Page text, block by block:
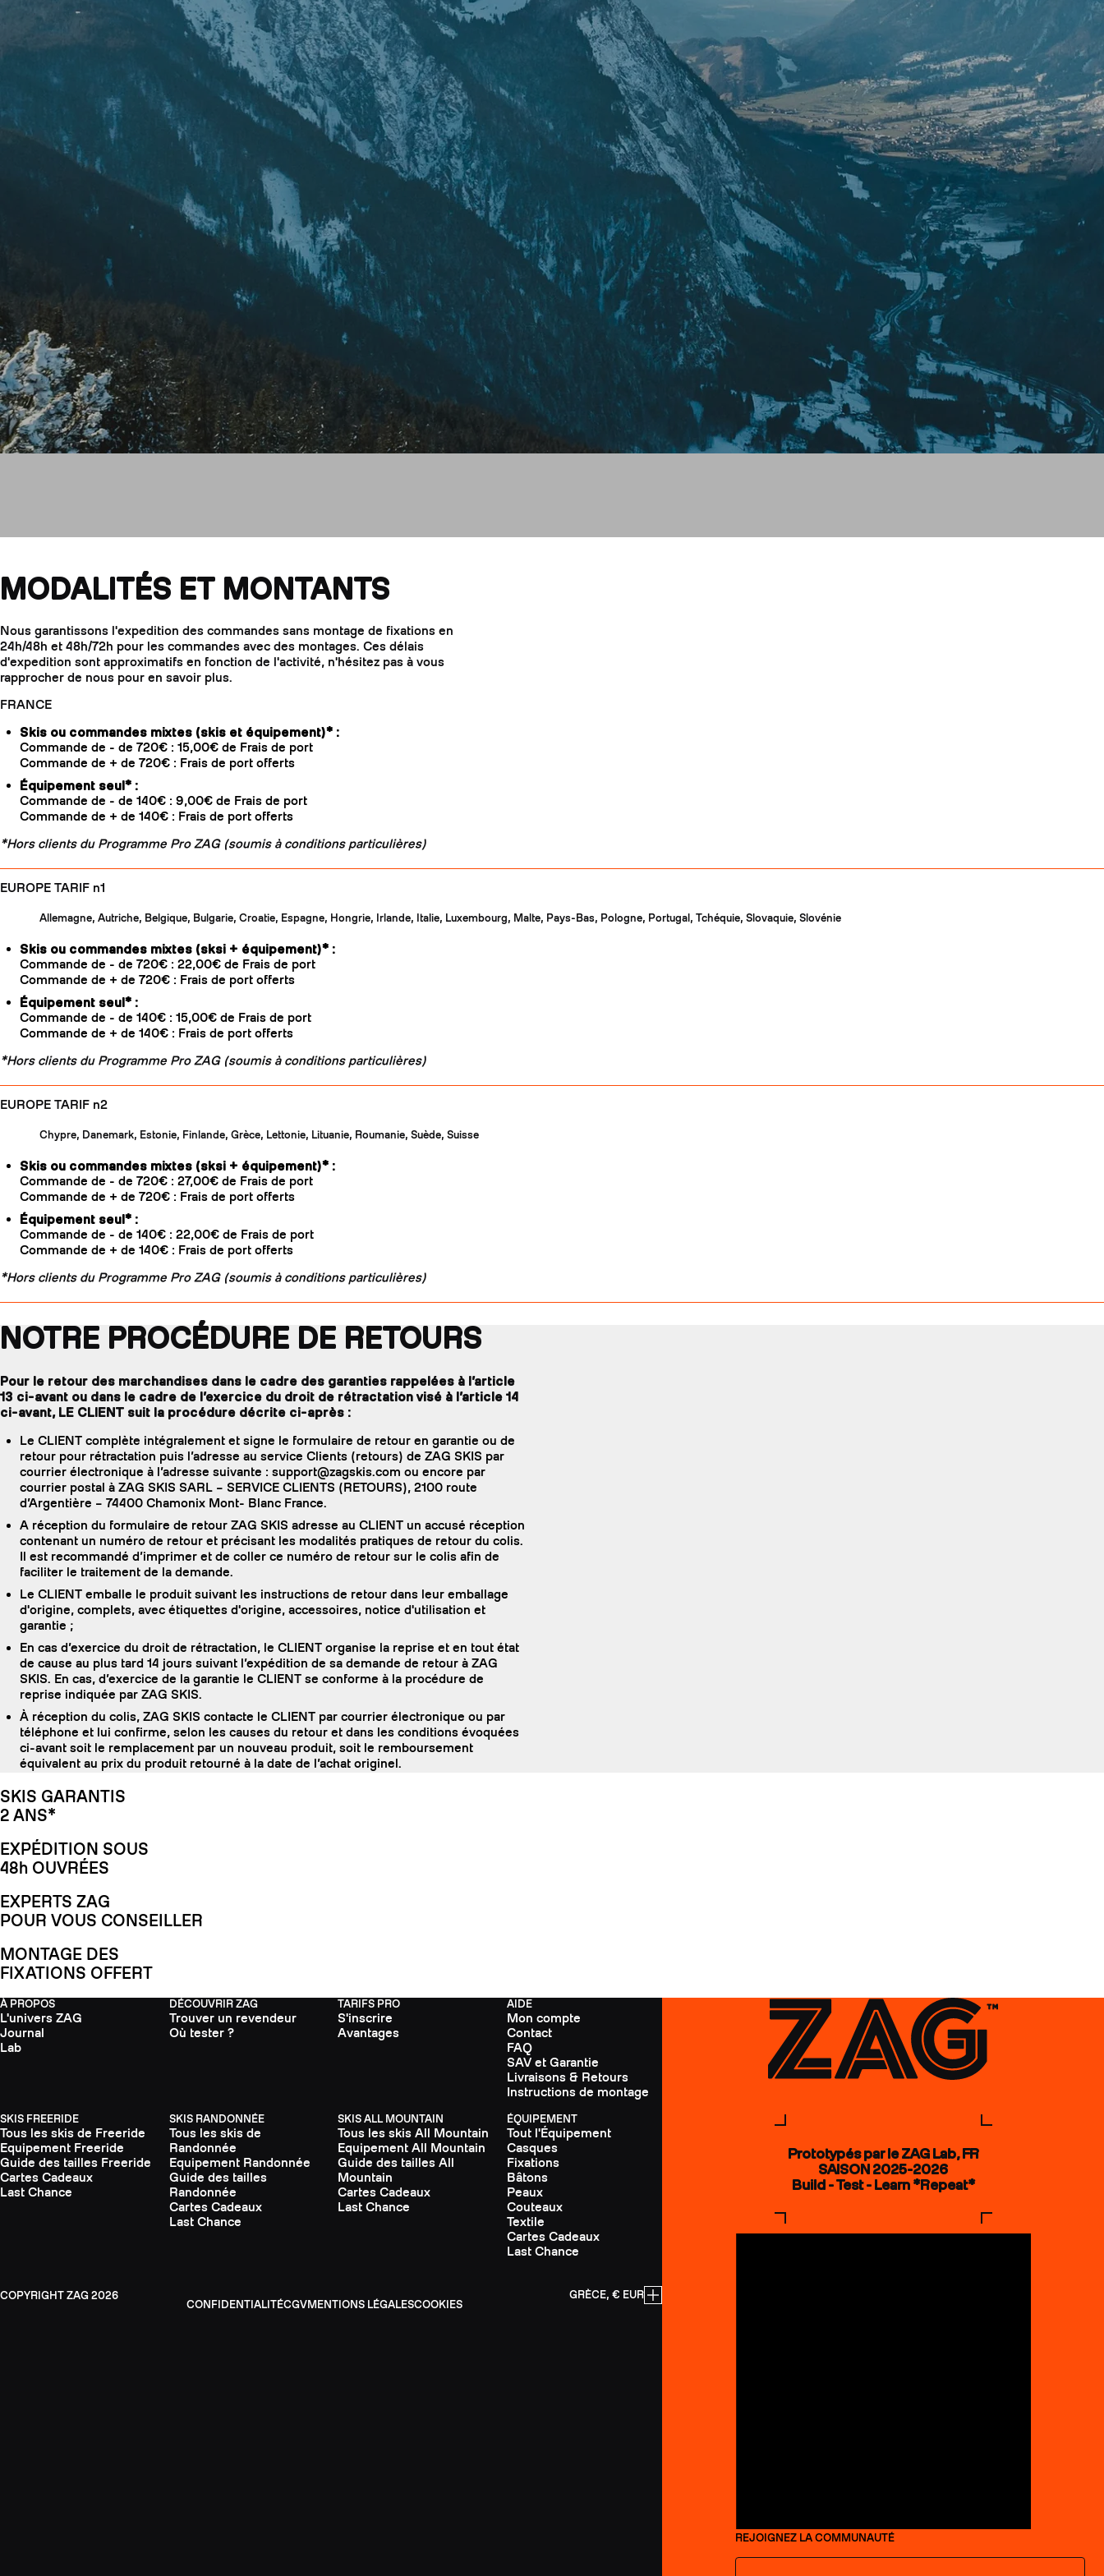
RECHERCHES POPULAIRES
Skis freeride Equipement
On dirait que vous n'avez encore rien ajouté.
MODALITÉS ET MONTANTS
Nous garantissons l'expedition des commandes sans montage de fixations en
24h/48h et 48h/72h pour les commandes avec des montages. Ces délais
d'expedition sont approximatifs en fonction de l'activité, n'hésitez pas à vous
rapprocher de nous pour en savoir plus.
FRANCE
Skis ou commandes mixtes (skis et équipement)* :
Commande de - de 720€ : 15,00€ de Frais de port
Commande de + de 720€ : Frais de port offerts
Équipement seul* :
Commande de - de 140€ : 9,00€ de Frais de port
Commande de + de 140€ : Frais de port offerts
*Hors clients du Programme Pro ZAG (soumis à conditions particulières)
EUROPE TARIF n1
Allemagne, Autriche, Belgique, Bulgarie, Croatie, Espagne, Hongrie, Irlande, Italie, Luxembourg, Malte, Pays-Bas, Pologne, Portugal, Tchéquie, Slovaquie, Slovénie
Skis ou commandes mixtes (sksi + équipement)* :
Commande de - de 720€ : 22,00€ de Frais de port
Commande de + de 720€ : Frais de port offerts
Équipement seul* :
Commande de - de 140€ : 15,00€ de Frais de port
Commande de + de 140€ : Frais de port offerts
*Hors clients du Programme Pro ZAG (soumis à conditions particulières)
EUROPE TARIF n2
Chypre, Danemark, Estonie, Finlande, Grèce, Lettonie, Lituanie, Roumanie, Suède, Suisse
Skis ou commandes mixtes (sksi + équipement)* :
Commande de - de 720€ : 27,00€ de Frais de port
Commande de + de 720€ : Frais de port offerts
Équipement seul* :
Commande de - de 140€ : 22,00€ de Frais de port
Commande de + de 140€ : Frais de port offerts
*Hors clients du Programme Pro ZAG (soumis à conditions particulières)
NOTRE PROCÉDURE DE RETOURS
Pour le retour des marchandises dans le cadre des garanties rappelées à l’article
13 ci-avant ou dans le cadre de l’exercice du droit de rétractation visé à l’article 14
ci-avant, LE CLIENT suit la procédure décrite ci-après :
Le CLIENT complète intégralement et signe le formulaire de retour en garantie ou de
retour pour rétractation puis l’adresse au service Clients (retours) de ZAG SKIS par
courrier électronique à l’adresse suivante : support@zagskis.com ou encore par
courrier postal à ZAG SKIS SARL – SERVICE CLIENTS (RETOURS), 2100 route
d’Argentière – 74400 Chamonix Mont- Blanc France.
A réception du formulaire de retour ZAG SKIS adresse au CLIENT un accusé réception
contenant un numéro de retour et précisant les modalités pratiques de retour du colis.
Il est recommandé d’imprimer et de coller ce numéro de retour sur le colis afin de
faciliter le traitement de la demande.
Le CLIENT emballe le produit suivant les instructions de retour dans leur emballage
d'origine, complets, avec étiquettes d'origine, accessoires, notice d'utilisation et
garantie ;
En cas d’exercice du droit de rétractation, le CLIENT organise la reprise et en tout état
de cause au plus tard 14 jours suivant l’expédition de sa demande de retour à ZAG
SKIS. En cas, d’exercice de la garantie le CLIENT se conforme à la procédure de
reprise indiquée par ZAG SKIS.
À réception du colis, ZAG SKIS contacte le CLIENT par courrier électronique ou par
téléphone et lui confirme, selon les causes du retour et dans les conditions évoquées
ci-avant soit le remplacement par un nouveau produit, soit le remboursement
équivalent au prix du produit retourné à la date de l’achat originel.
SKIS GARANTIS
2 ANS*
EXPÉDITION SOUS
48h OUVRÉES
EXPERTS ZAG
POUR VOUS CONSEILLER
MONTAGE DES
FIXATIONS OFFERT
À PROPOS
L'univers ZAG
Journal
Lab
DÉCOUVRIR ZAG
Trouver un revendeur
Où tester ?
TARIFS PRO
S'inscrire
Avantages
AIDE
Mon compte
Contact
FAQ
SAV et Garantie
Livraisons & Retours
Instructions de montage
SKIS FREERIDE
Tous les skis de Freeride
Equipement Freeride
Guide des tailles Freeride
Cartes Cadeaux
Last Chance
SKIS RANDONNÉE
Tous les skis de
Randonnée
Equipement Randonnée
Guide des tailles
Randonnée
Cartes Cadeaux
Last Chance
SKIS ALL MOUNTAIN
Tous les skis All Mountain
Equipement All Mountain
Guide des tailles All
Mountain
Cartes Cadeaux
Last Chance
ÉQUIPEMENT
Tout l'Équipement
Casques
Fixations
Bâtons
Peaux
Couteaux
Textile
Cartes Cadeaux
Last Chance
CONFIDENTIALITÉCGVMENTIONS LÉGALESCOOKIES
ZAG 2026 GRÈCE, € EUR
Prototypés par le ZAG Lab, FR
SAISON 2025-2026
Build - Test - Learn *Repeat*
REJOIGNEZ LA COMMUNAUTÉ